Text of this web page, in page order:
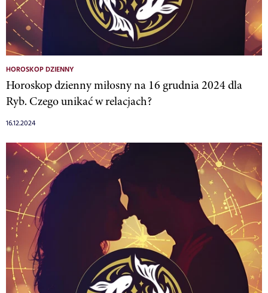
HOROSKOP DZIENNY
Horoskop dzienny miłosny na 16 grudnia 2024 dla
Ryb. Czego unikać w relacjach?
16.12.2024